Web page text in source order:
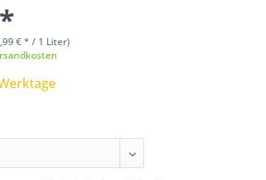
€ * / 1 Liter)